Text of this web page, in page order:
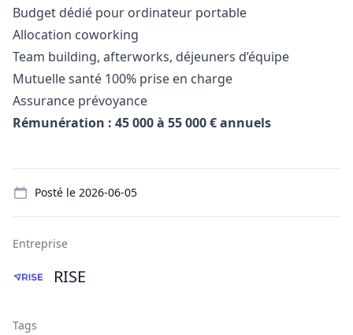
Budget dédié pour ordinateur portable
Allocation coworking
Team building, afterworks, déjeuners d’équipe
Mutuelle santé 100% prise en charge
Assurance prévoyance
Rémunération : 45 000 à 55 000 € annuels
Posté le 2026-06-05
Entreprise
RISE
Tags